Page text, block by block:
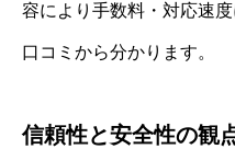
容により手数料・対応速
口コミから分かります。
信頼性と安全性の観